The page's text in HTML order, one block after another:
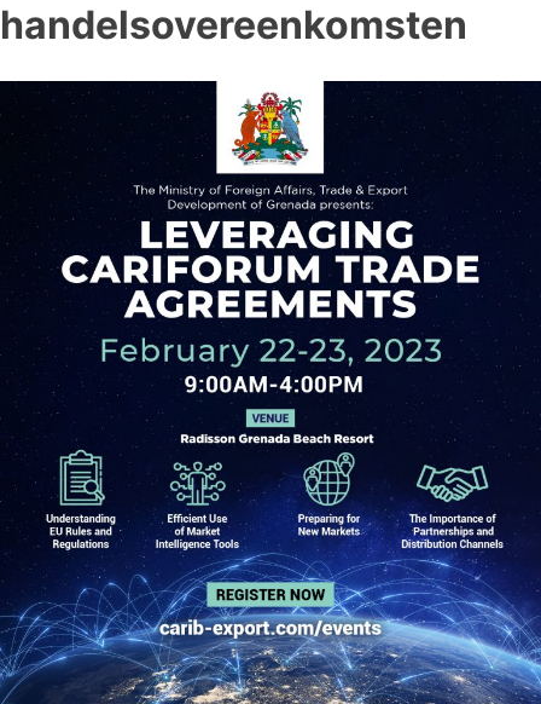
handelsovereenkomsten